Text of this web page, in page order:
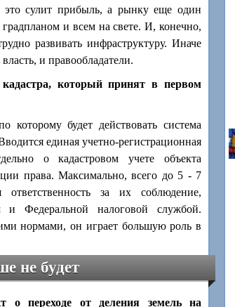
это сулит прибыль, а рынку еще один
и всем на свете. И, конечно,
развивать инфраструктуру. Иначе
и правообладатели.
который принят в первом
которому будет действовать система
единая учетно-регистрационная
о кадастровом учете объекта
права. Максимально, всего до 5 - 7
ответственность за их соблюдение,
и Федеральной налоговой службой.
нормами, он играет большую роль в
не будет
о переходе от деления земель на